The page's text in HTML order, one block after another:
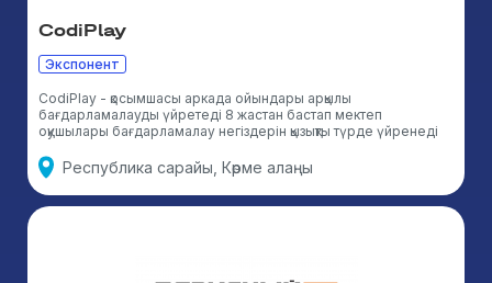
CodiPlay
Экспонент
CodiPlay - қосымшасы аркада ойындары арқылы
бағдарламалауды үйретеді 8 жастан бастап мектеп
оқушылары бағдарламалау негіздерін қызықты түрде үйренеді
Республика сарайы, Көрме алаңы